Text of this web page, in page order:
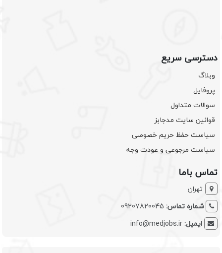
دسترسی سریع
وبلاگ
پروفایل
سوالات متداول
قوانین سایت مدجابز
سیاست حفظ حریم خصوصی
سیاست مرجوعی و عودت وجه
تماس باما
تهران
شماره تماس: 09207820045
ایمیل:info@medjobs.ir